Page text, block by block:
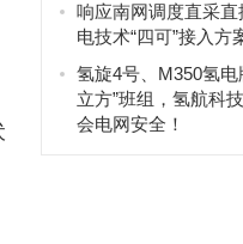
响应南网调度直采直
电技术“四可”接入方
氢旋4号、M350氢电
立方”班组，氢航科
会电网安全！